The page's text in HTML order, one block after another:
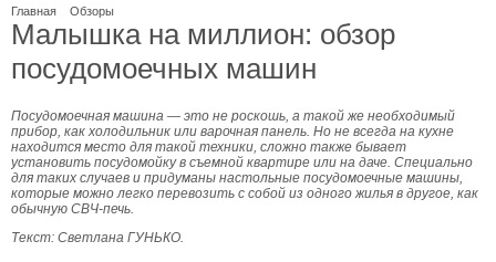
Главная Обзоры
Малышка на миллион: обзор
посудомоечных машин
Посудомоечная машина — это не роскошь, а такой же необходимый
прибор, как холодильник или варочная панель. Но не всегда на кухне
находится место для такой техники, сложно также бывает
установить посудомойку в съемной квартире или на даче. Специально
для таких случаев и придуманы настольные посудомоечные машины,
которые можно легко перевозить с собой из одного жилья в другое, как
обычную СВЧ-печь.
Текст: Светлана ГУНЬКО.